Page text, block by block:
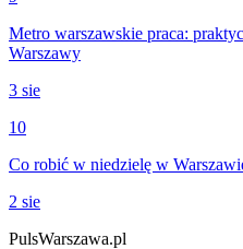
Metro warszawskie praca:
Warszawy
3 sie
10
Co robić w niedzielę w
2 sie
PulsWarszawa.pl